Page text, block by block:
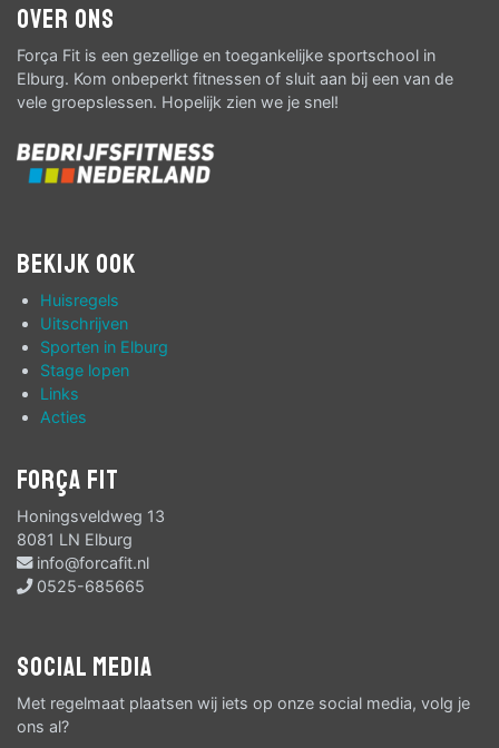
Over ons
Força Fit is een gezellige en toegankelijke sportschool in
Elburg. Kom onbeperkt fitnessen of sluit aan bij een van de
vele groepslessen. Hopelijk zien we je snel!
Bekijk ook
Huisregels
Uitschrijven
Sporten in Elburg
Stage lopen
Links
Acties
Força Fit
Honingsveldweg 13
8081 LN Elburg
info@forcafit.nl
0525-685665
Social media
Met regelmaat plaatsen wij iets op onze social media, volg je
ons al?